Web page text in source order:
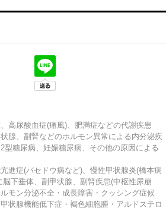
高尿酸血症(痛風)、肥満症などの代謝疾患
腺、副腎などのホルモン異常による内分泌疾
型糖尿病、妊娠糖尿病、その他の原因による
進症(バセドウ病など)、慢性甲状腺炎(橋本病
下垂体、副甲状腺、副腎疾患(中枢性尿崩
モン分泌不全・成長障害・クッシング症候
状腺機能低下症・褐色細胞腫・アルドステロ